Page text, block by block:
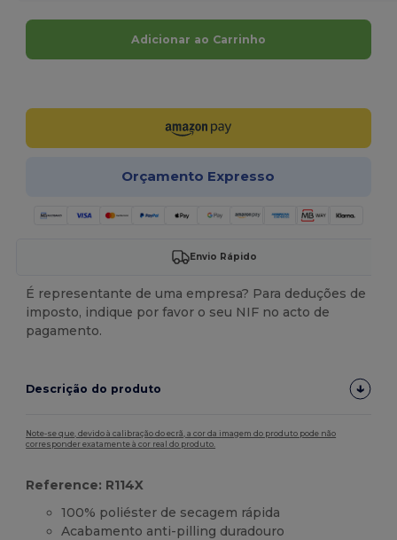
Adicionar ao Carrinho
Orçamento Expresso
Envio Rápido
É representante de uma empresa? Para deduções de
imposto, indique por favor o seu NIF no acto de
pagamento.
Descrição do produto
Note-se que, devido à calibração do ecrã, a cor da imagem do produto pode não
corresponder exatamente à cor real do produto.
Reference: R114X
100% poliéster de secagem rápida
Acabamento anti-pilling duradouro